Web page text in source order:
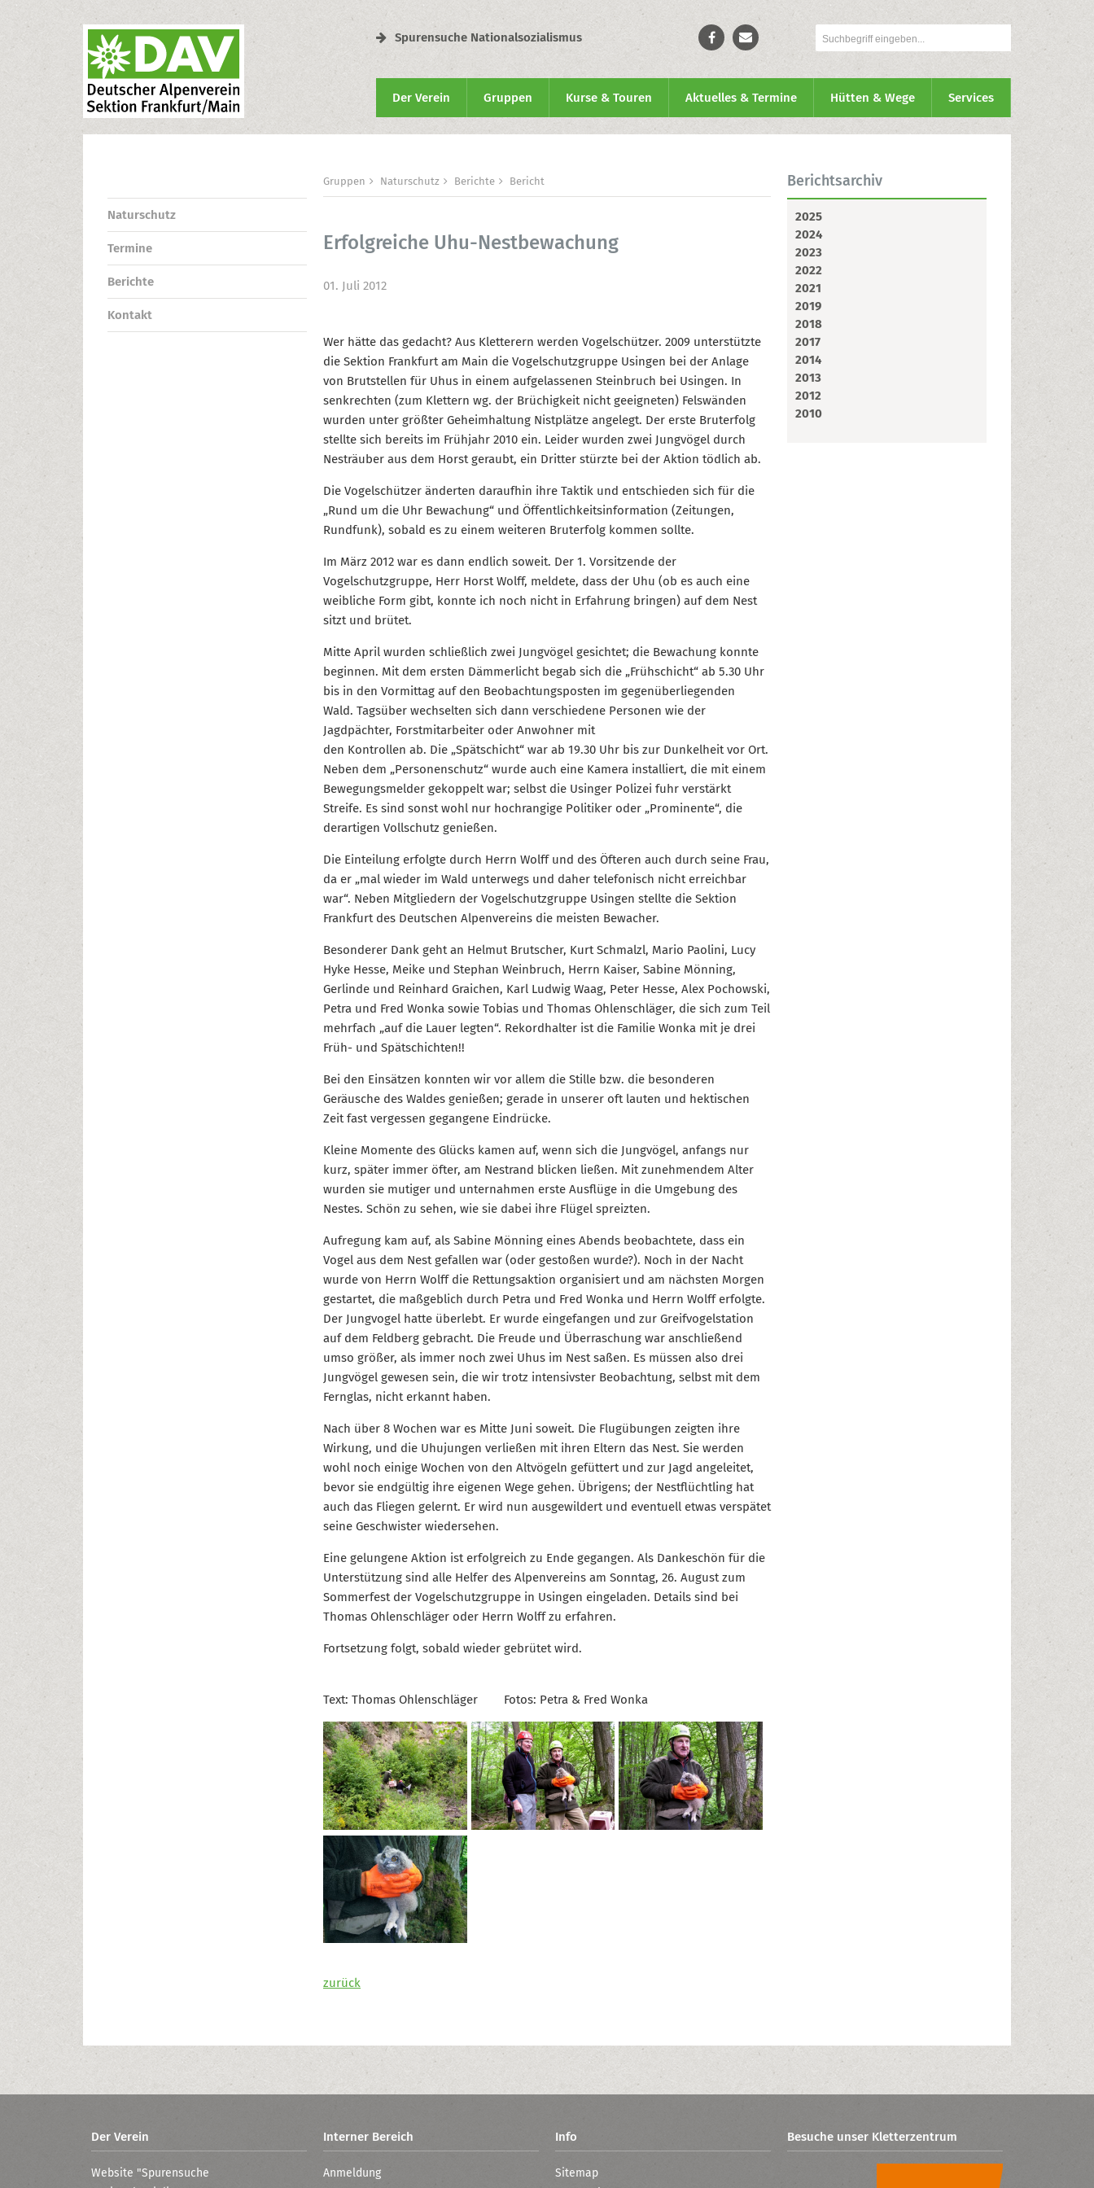
Spurensuche Nationalsozialismus
Der Verein Gruppen Kurse & Touren Aktuelles & Termine Hütten & Wege Services
Naturschutz
Termine
Berichte
Kontakt
Gruppen Naturschutz Berichte Bericht
Erfolgreiche Uhu-Nestbewachung
01. Juli 2012
Wer hätte das gedacht? Aus Kletterern werden Vogelschützer. 2009 unterstützte
die Sektion Frankfurt am Main die Vogelschutzgruppe Usingen bei der Anlage
von Brutstellen für Uhus in einem aufgelassenen Steinbruch bei Usingen. In
senkrechten (zum Klettern wg. der Brüchigkeit nicht geeigneten) Felswänden
wurden unter größter Geheimhaltung Nistplätze angelegt. Der erste Bruterfolg
stellte sich bereits im Frühjahr 2010 ein. Leider wurden zwei Jungvögel durch
Nesträuber aus dem Horst geraubt, ein Dritter stürzte bei der Aktion tödlich ab.
Die Vogelschützer änderten daraufhin ihre Taktik und entschieden sich für die
„Rund um die Uhr Bewachung“ und Öffentlichkeitsinformation (Zeitungen,
Rundfunk), sobald es zu einem weiteren Bruterfolg kommen sollte.
Im März 2012 war es dann endlich soweit. Der 1. Vorsitzende der
Vogelschutzgruppe, Herr Horst Wolff, meldete, dass der Uhu (ob es auch eine
weibliche Form gibt, konnte ich noch nicht in Erfahrung bringen) auf dem Nest
sitzt und brütet.
Mitte April wurden schließlich zwei Jungvögel gesichtet; die Bewachung konnte
beginnen. Mit dem ersten Dämmerlicht begab sich die „Frühschicht“ ab 5.30 Uhr
bis in den Vormittag auf den Beobachtungsposten im gegenüberliegenden
Wald. Tagsüber wechselten sich dann verschiedene Personen wie der
Jagdpächter, Forstmitarbeiter oder Anwohner mit
den Kontrollen ab. Die „Spätschicht“ war ab 19.30 Uhr bis zur Dunkelheit vor Ort.
Neben dem „Personenschutz“ wurde auch eine Kamera installiert, die mit einem
Bewegungsmelder gekoppelt war; selbst die Usinger Polizei fuhr verstärkt
Streife. Es sind sonst wohl nur hochrangige Politiker oder „Prominente“, die
derartigen Vollschutz genießen.
Die Einteilung erfolgte durch Herrn Wolff und des Öfteren auch durch seine Frau,
da er „mal wieder im Wald unterwegs und daher telefonisch nicht erreichbar
war“. Neben Mitgliedern der Vogelschutzgruppe Usingen stellte die Sektion
Frankfurt des Deutschen Alpenvereins die meisten Bewacher.
Besonderer Dank geht an Helmut Brutscher, Kurt Schmalzl, Mario Paolini, Lucy
Hyke Hesse, Meike und Stephan Weinbruch, Herrn Kaiser, Sabine Mönning,
Gerlinde und Reinhard Graichen, Karl Ludwig Waag, Peter Hesse, Alex Pochowski,
Petra und Fred Wonka sowie Tobias und Thomas Ohlenschläger, die sich zum Teil
mehrfach „auf die Lauer legten“. Rekordhalter ist die Familie Wonka mit je drei
Früh- und Spätschichten!!
Bei den Einsätzen konnten wir vor allem die Stille bzw. die besonderen
Geräusche des Waldes genießen; gerade in unserer oft lauten und hektischen
Zeit fast vergessen gegangene Eindrücke.
Kleine Momente des Glücks kamen auf, wenn sich die Jungvögel, anfangs nur
kurz, später immer öfter, am Nestrand blicken ließen. Mit zunehmendem Alter
wurden sie mutiger und unternahmen erste Ausflüge in die Umgebung des
Nestes. Schön zu sehen, wie sie dabei ihre Flügel spreizten.
Aufregung kam auf, als Sabine Mönning eines Abends beobachtete, dass ein
Vogel aus dem Nest gefallen war (oder gestoßen wurde?). Noch in der Nacht
wurde von Herrn Wolff die Rettungsaktion organisiert und am nächsten Morgen
gestartet, die maßgeblich durch Petra und Fred Wonka und Herrn Wolff erfolgte.
Der Jungvogel hatte überlebt. Er wurde eingefangen und zur Greifvogelstation
auf dem Feldberg gebracht. Die Freude und Überraschung war anschließend
umso größer, als immer noch zwei Uhus im Nest saßen. Es müssen also drei
Jungvögel gewesen sein, die wir trotz intensivster Beobachtung, selbst mit dem
Fernglas, nicht erkannt haben.
Nach über 8 Wochen war es Mitte Juni soweit. Die Flugübungen zeigten ihre
Wirkung, und die Uhujungen verließen mit ihren Eltern das Nest. Sie werden
wohl noch einige Wochen von den Altvögeln gefüttert und zur Jagd angeleitet,
bevor sie endgültig ihre eigenen Wege gehen. Übrigens; der Nestflüchtling hat
auch das Fliegen gelernt. Er wird nun ausgewildert und eventuell etwas verspätet
seine Geschwister wiedersehen.
Eine gelungene Aktion ist erfolgreich zu Ende gegangen. Als Dankeschön für die
Unterstützung sind alle Helfer des Alpenvereins am Sonntag, 26. August zum
Sommerfest der Vogelschutzgruppe in Usingen eingeladen. Details sind bei
Thomas Ohlenschläger oder Herrn Wolff zu erfahren.
Fortsetzung folgt, sobald wieder gebrütet wird.
Text: Thomas Ohlenschläger Fotos: Petra & Fred Wonka
zurück
Berichtsarchiv
2025
2024
2023
2022
2021
2019
2018
2017
2014
2013
2012
2010
Der Verein
Website "Spurensuche
Interner Bereich
Anmeldung
Info
Sitemap
Besuche unser Kletterzentrum